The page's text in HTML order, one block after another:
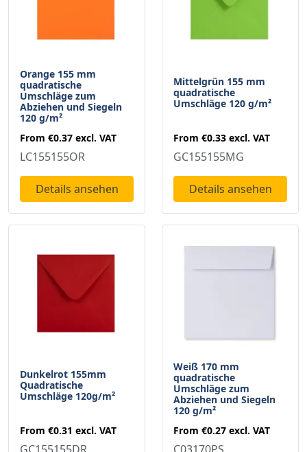
Orange 155 mm
quadratische
Umschläge zum
Abziehen und Siegeln
120 g/m²
From €0.37 excl. VAT
LC155155OR
Details ansehen
Mittelgrün 155 mm
quadratische
Umschläge 120 g/m²
From €0.33 excl. VAT
GC155155MG
Details ansehen
Dunkelrot 155mm
Quadratische
Umschläge 120g/m²
From €0.31 excl. VAT
Weiß 170 mm
quadratische
Umschläge zum
Abziehen und Siegeln
120 g/m²
From €0.27 excl. VAT